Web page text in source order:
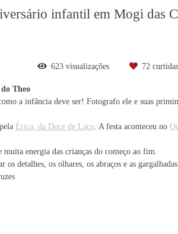
infantil em Mogi das
623 visualizações 72 curtidas
Theo
a infância deve ser! Fotografo ele e suas
Érica, da Doce de Laço. A festa aconteceu no
muita energia das crianças do começo ao fim.
detalhes, os olhares, os abraços e as